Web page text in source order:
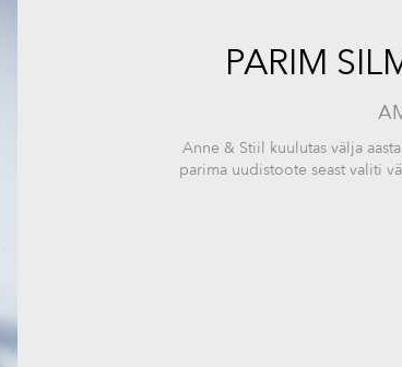
PARIM
Anne & Stiil kuulutas välja
parima uudistoote seast valiti